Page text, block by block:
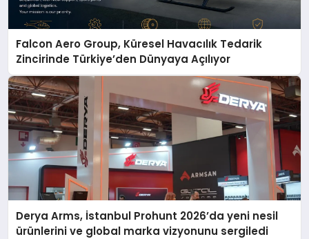
Falcon Aero Group, Küresel Havacılık Tedarik
Zincirinde Türkiye’den Dünyaya Açılıyor
Derya Arms, İstanbul Prohunt 2026’da yeni nesil
ürünlerini ve global marka vizyonunu sergiledi